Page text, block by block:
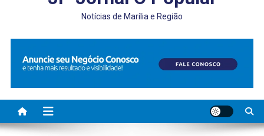
Notícias de Marília e Região